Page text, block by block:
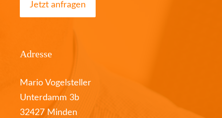
Jetzt anfragen
Adresse
Mario Vogelsteller
Unterdamm 3b
32427 Minden